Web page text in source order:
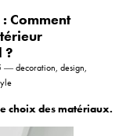
Comment
?
decoration, design,
choix des matériaux.